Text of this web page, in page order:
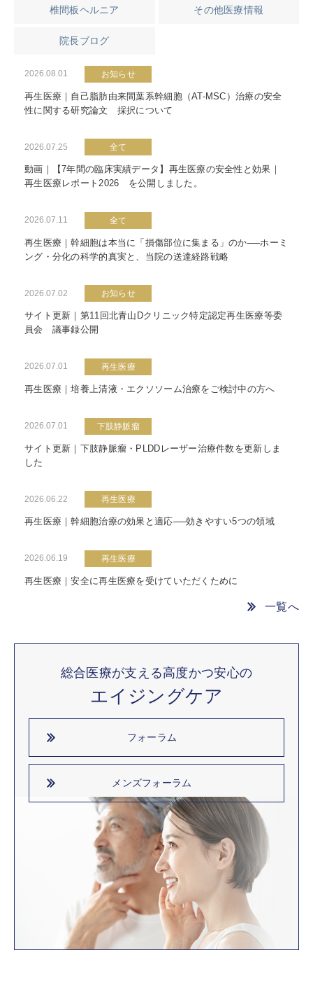
椎間板ヘルニア その他医療情報
院長ブログ
2026.08.01 お知らせ
再生医療｜自己脂肪由来間葉系幹細胞（AT-MSC）治療の安全
性に関する研究論文 採択について
2026.07.25 全て
動画｜【7年間の臨床実績データ】再生医療の安全性と効果｜
再生医療レポート2026 を公開しました。
2026.07.11 全て
再生医療｜幹細胞は本当に「損傷部位に集まる」のか──ホーミ
ング・分化の科学的真実と、当院の送達経路戦略
2026.07.02 お知らせ
サイト更新｜第11回北青山Dクリニック特定認定再生医療等委
員会 議事録公開
2026.07.01 再生医療
再生医療｜培養上清液・エクソソーム治療をご検討中の方へ
2026.07.01 下肢静脈瘤
サイト更新｜下肢静脈瘤・PLDDレーザー治療件数を更新しま
した
2026.06.22 再生医療
再生医療｜幹細胞治療の効果と適応──効きやすい5つの領域
2026.06.19 再生医療
再生医療｜安全に再生医療を受けていただくために
一覧へ
総合医療が支える高度かつ安心の
エイジングケア
フォーラム
メンズフォーラム